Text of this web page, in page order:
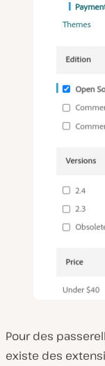
Pour des
existe des